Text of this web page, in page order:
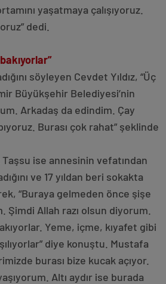
yaşatmaya çalışıyoruz.
dedi.
söyleyen Cevdet Yıldız, “Üç
Büyükşehir Belediyesi’nin
Arkadaş da edindim. Çay
Burası çok rahat” şeklinde
Taşsu ise annesinin vefatından
ve 17 yıldan beri sokakta
“Buraya gelmeden önce şişe
Allah razı olsun diyorum.
Yeme, içme, kıyafet gibi
diye konuştu. Mustafa
burası bize kucak açıyor.
Altı aydır ise burada